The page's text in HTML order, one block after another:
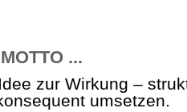
...
zur Wirkung –
umsetzen.